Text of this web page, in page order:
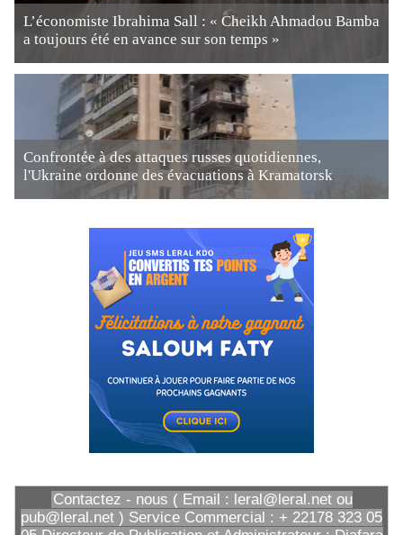
L’économiste Ibrahima Sall : « Cheikh Ahmadou Bamba
a toujours été en avance sur son temps »
Confrontée à des attaques russes quotidiennes,
l'Ukraine ordonne des évacuations à Kramatorsk
Contactez - nous ( Email : leral@leral.net ou
pub@leral.net ) Service Commercial : + 22178 323 05